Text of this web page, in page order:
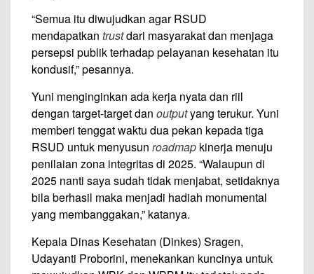
“Semua itu diwujudkan agar RSUD
mendapatkan trustdari masyarakat dan menjaga
persepsi publik terhadap pelayanan kesehatan itu
kondusif,” pesannya.
Yuni menginginkan ada kerja nyata dan riil
dengan target-target dan outputyang terukur. Yuni
memberi tenggat waktu dua pekan kepada tiga
RSUD untuk menyusun roadmap kinerja menuju
penilaian zona integritas di 2025. “Walaupun di
2025 nanti saya sudah tidak menjabat, setidaknya
bila berhasil maka menjadi hadiah monumental
yang membanggakan,” katanya.
Kepala Dinas Kesehatan (Dinkes) Sragen,
Udayanti Proborini, menekankan kuncinya untuk